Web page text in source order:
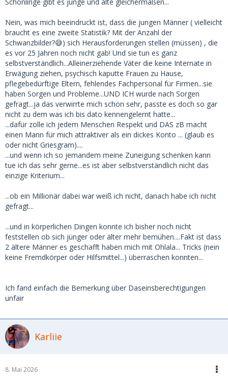
Das ist nicht meins, ich kann mir aber vorstellen, dass es für
die meisten Frauen etwas durchaus nettes ist. 😏
Man sollte der Zahl im Ausweis keinen Wert beimessen.
Denn älter werden Menschen von alleine, ob sie (emotional
und kognitiv) reif sind oder werden, hat damit (leider)
überhaupt nichts zu tun.
Nein, was mich beeindruckt ist, dass die jungen Männer ( vielleicht
braucht es eine zweite Statistik? Mit der Anzahl der
Schwanzbilder?😅) sich Herausforderungen stellen (müssen) , die
es vor 25 Jahren noch nicht gab! Und sie tun es ganz
selbstverständlich...Alleinerziehende Väter die keine Internate in
Erwägung ziehen, psychisch kaputte Frauen zu Hause,
pflegebedürftige Eltern, fehlendes Fachpersonal für Firmen...sie
haben Sorgen und Probleme...UND ICH wurde nach Sorgen
gefragt...ja das verwirrte mich schon sehr, passte es doch so gar
nicht zu dem was ich bis dato kennengelernt hatte...
...dafür zolle ich jedem Menschen Respekt und DAS zB macht
einen Mann für mich attraktiver als ein dickes Konto ... (glaub es
oder nicht Griesgram)....
...und wenn ich so jemandem meine Zuneigung schenken kann
tue ich das sehr gerne...es ist aber selbstverständlich nicht das
einzige Kriterium...
...ob ein Millionär dabei war weiß ich nicht, danach habe ich nicht
gefragt...
...und in körperlichen Dingen konnte ich bisher noch nicht
feststellen ob sich jünger oder älter mehr bemühen....Fakt ist dass
2 ältere Männer es geschafft haben mich mit Ohlala... Tricks (nein
keine Fremdkörper oder Hilfsmittel...) überraschen konnten...
Ich fand einfach die Bemerkung über Daseinsberechtigungen
unfair
Karliie
8. Mai 2026